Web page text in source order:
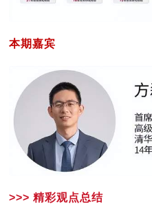
本期嘉宾
>>> 精彩观点总结